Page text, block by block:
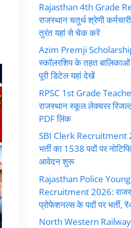
Rajasthan 4th Grade
राजस्थान चतुर्थ श्रेणी
तुरंत यहां से चेक करें
Azim Premji
स्कॉलरशिप के तहत
पूरी डिटेल यहां देखें
RPSC 1st Grade
राजस्थान स्कूल लेक्चरर
PDF लिंक
SBI Clerk Recruitment
भर्ती का 1538 पदों पर
आवेदन शुरू
Rajasthan Police
Recruitment 2026:
प्रोफेशनल्स के पदों पर भर्ती,
North Western